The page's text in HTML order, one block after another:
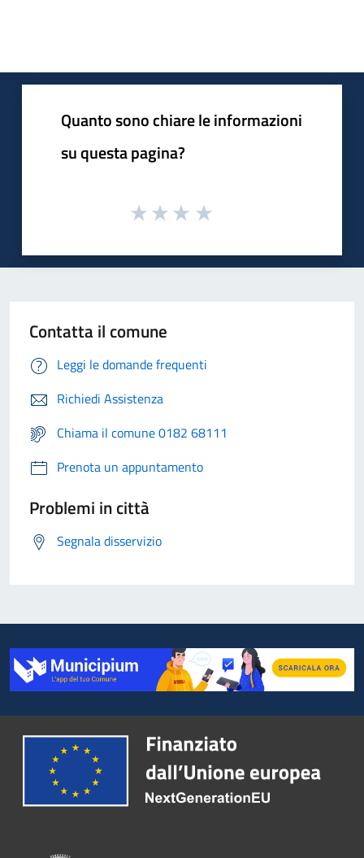
Quanto sono chiare le informazioni
su questa pagina?
Contatta il comune
Leggi le domande frequenti
Richiedi Assistenza
Chiama il comune 0182 68111
Prenota un appuntamento
Problemi in città
Segnala disservizio